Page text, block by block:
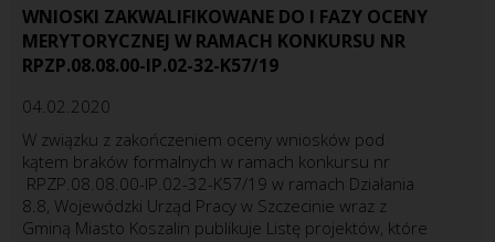
WNIOSKI ZAKWALIFIKOWANE DO I FAZY OCENY
MERYTORYCZNEJ W RAMACH KONKURSU NR
RPZP.08.08.00-IP.02-32-K57/19
04.02.2020
W związku z zakończeniem oceny wniosków pod
kątem braków formalnych w ramach konkursu nr
RPZP.08.08.00-IP.02-32-K57/19 w ramach Działania
8.8, Wojewódzki Urząd Pracy w Szczecinie wraz z
Gminą Miasto Koszalin publikuje Listę projektów, które